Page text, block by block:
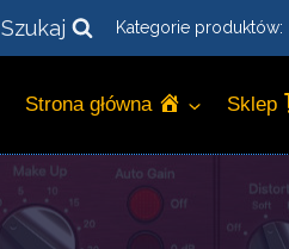
Szukaj Kategorie produktów:
Strona główna Sklep